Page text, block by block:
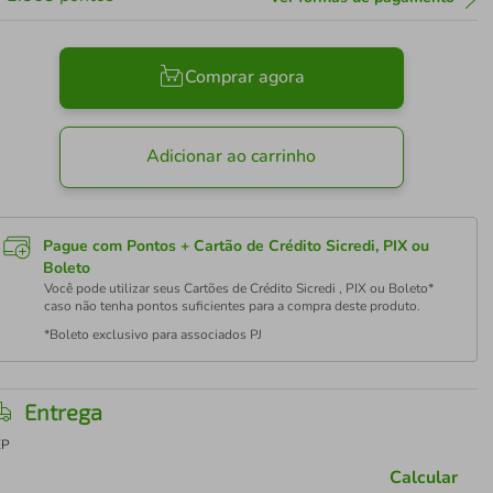
Comprar agora
Adicionar ao carrinho
Pague com Pontos + Cartão de Crédito Sicredi, PIX ou
Boleto
Você pode utilizar seus Cartões de Crédito Sicredi , PIX ou Boleto*
caso não tenha pontos suficientes para a compra deste produto.
*Boleto exclusivo para associados PJ
Entrega
Calcular